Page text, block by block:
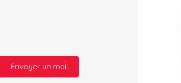
Envoyer un mail